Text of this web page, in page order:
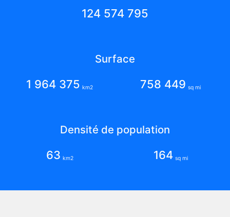
124 574 795
Surface
1 964 375 km2 758 449 sq mi
Densité de population
63 km2 164 sq mi